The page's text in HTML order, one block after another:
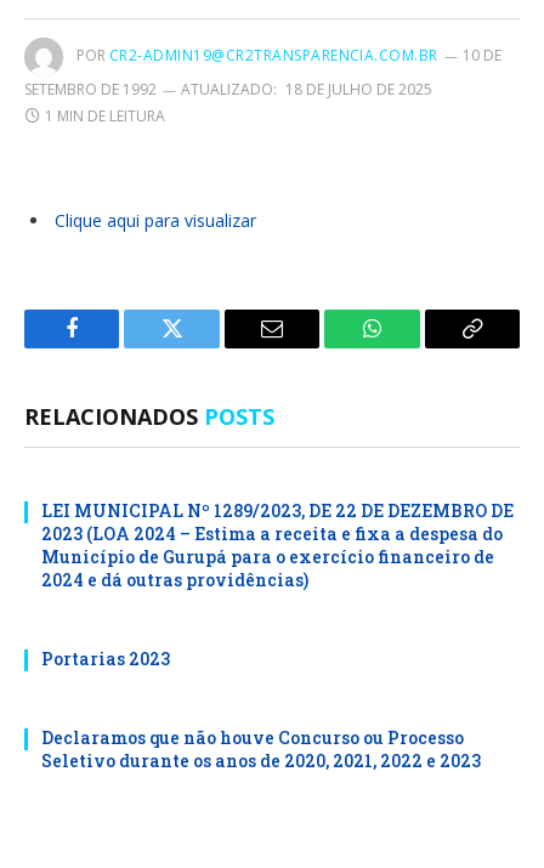
POR CR2-ADMIN19@CR2TRANSPARENCIA.COM.BR
10 DE
SETEMBRO DE 1992
ATUALIZADO: 18 DE JULHO DE 2025
1 MIN DE LEITURA
Clique aqui para visualizar
Facebook Twitter
E-
WhatsApp Copiar
RELACIONADOS POSTS
LEI MUNICIPAL Nº 1289/2023, DE 22 DE DEZEMBRO DE
2023 (LOA 2024 – Estima a receita e fixa a despesa do
Município de Gurupá para o exercício financeiro de
2024 e dá outras providências)
Portarias 2023
Declaramos que não houve Concurso ou Processo
Seletivo durante os anos de 2020, 2021, 2022 e 2023